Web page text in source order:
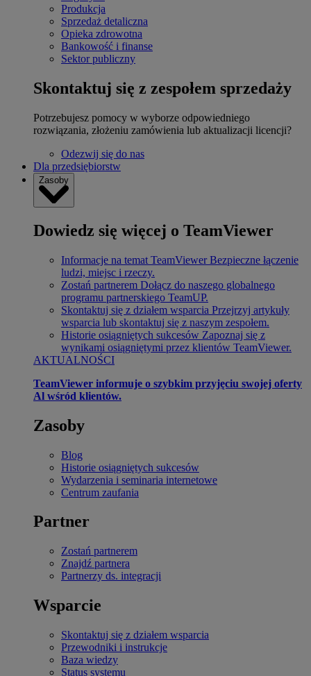
Produkcja
Sprzedaż detaliczna
Opieka zdrowotna
Bankowość i finanse
Sektor publiczny
Skontaktuj się z zespołem sprzedaży
Potrzebujesz pomocy w wyborze odpowiedniego
rozwiązania, złożeniu zamówienia lub aktualizacji licencji?
Odezwij się do nas
Dla przedsiębiorstw
Zasoby
Dowiedz się więcej o TeamViewer
Informacje na temat TeamViewer Bezpieczne łączenie
ludzi, miejsc i rzeczy.
Zostań partnerem Dołącz do naszego globalnego
programu partnerskiego TeamUP.
Skontaktuj się z działem wsparcia Przejrzyj artykuły
wsparcia lub skontaktuj się z naszym zespołem.
Historie osiągniętych sukcesów Zapoznaj się z
wynikami osiągniętymi przez klientów TeamViewer.
AKTUALNOŚCI
TeamViewer informuje o szybkim przyjęciu swojej oferty
Al wśród klientów.
Zasoby
Blog
Historie osiągniętych sukcesów
Wydarzenia i seminaria internetowe
Centrum zaufania
Partner
Zostań partnerem
Znajdź partnera
Partnerzy ds. integracji
Wsparcie
Skontaktuj się z działem wsparcia
Przewodniki i instrukcje
Baza wiedzy
Status systemu